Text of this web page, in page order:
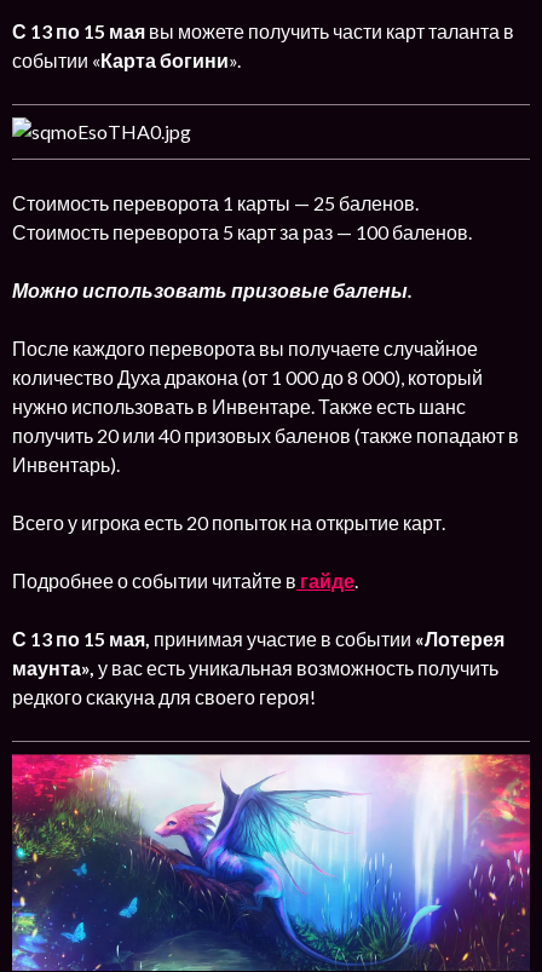
С 13 по 15 мая вы можете получить части карт таланта в
событии «Карта богини».
Стоимость переворота 1 карты — 25 баленов.
Стоимость переворота 5 карт за раз — 100 баленов.
Можно использовать призовые балены.
После каждого переворота вы получаете случайное
количество Духа дракона (от 1 000 до 8 000), который
нужно использовать в Инвентаре. Также есть шанс
получить 20 или 40 призовых баленов (также попадают в
Инвентарь).
Всего у игрока есть 20 попыток на открытие карт.
Подробнее о событии читайте в гайде
С 13 по 15 мая, принимая участие в событии «Лотерея
маунта», у вас есть уникальная возможность получить
редкого скакуна для своего героя!